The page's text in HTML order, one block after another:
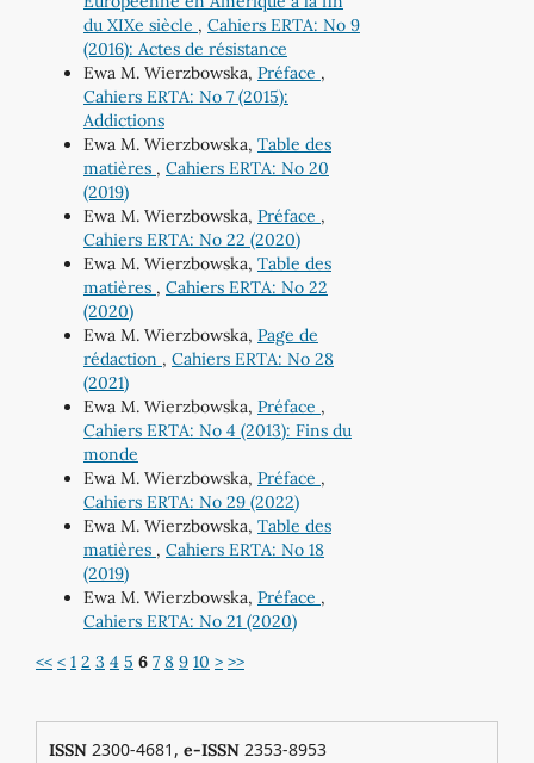
du XIXe siècle , Cahiers ERTA: No 9
(2016): Actes de résistance
Ewa M. Wierzbowska, Préface ,
Cahiers ERTA: No 7 (2015):
Addictions
Ewa M. Wierzbowska, Table des
matières , Cahiers ERTA: No 20
(2019)
Ewa M. Wierzbowska, Préface ,
Cahiers ERTA: No 22 (2020)
Ewa M. Wierzbowska, Table des
matières , Cahiers ERTA: No 22
(2020)
Ewa M. Wierzbowska, Page de
rédaction , Cahiers ERTA: No 28
(2021)
Ewa M. Wierzbowska, Préface ,
Cahiers ERTA: No 4 (2013): Fins du
monde
Ewa M. Wierzbowska, Préface ,
Cahiers ERTA: No 29 (2022)
Ewa M. Wierzbowska, Table des
matières , Cahiers ERTA: No 18
(2019)
Ewa M. Wierzbowska, Préface ,
Cahiers ERTA: No 21 (2020)
<< < 1 2 3 4 5 6 7 8 9 10 > >>
ISSN2300-4681, e-ISSN2353-8953